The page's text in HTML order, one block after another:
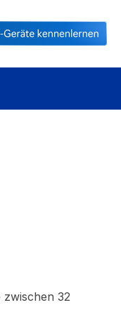
Der
32